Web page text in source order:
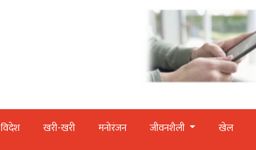
विदेश खरी-खरी मनोरंजन जीवनशैली खेल